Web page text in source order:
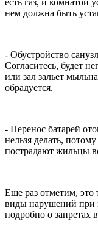
есть газ, и комнатой
нем должна быть
- Обустройство
Согласитесь, будет
или зал зальет
обрадуется.
- Перенос батарей
нельзя делать,
пострадают жильцы
Еще раз отметим, это
виды нарушений при
подробно о запретах